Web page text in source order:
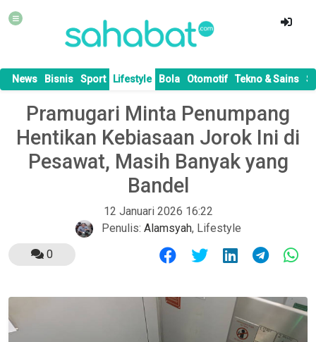
News Bisnis Sport Lifestyle Bola Otomotif Tekno & Sains
Pramugari Minta Penumpang
Hentikan Kebiasaan Jorok Ini di
Pesawat, Masih Banyak yang
Bandel
12 Januari 2026 16:22
Penulis: Alamsyah, Lifestyle
0